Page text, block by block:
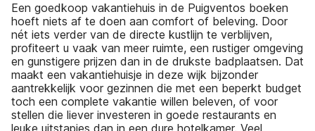
Een goedkoop vakantiehuis in de Puigventos boeken
hoeft niets af te doen aan comfort of beleving. Door
nét iets verder van de directe kustlijn te verblijven,
profiteert u vaak van meer ruimte, een rustiger omgeving
en gunstigere prijzen dan in de drukste badplaatsen. Dat
maakt een vakantiehuisje in deze wijk bijzonder
aantrekkelijk voor gezinnen die met een beperkt budget
toch een complete vakantie willen beleven, of voor
stellen die liever investeren in goede restaurants en